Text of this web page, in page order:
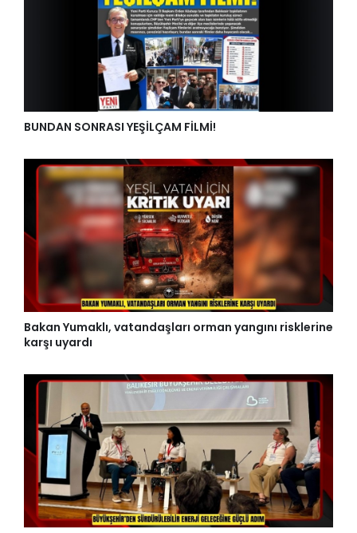
BUNDAN SONRASI YEŞİLÇAM FİLMİ!
Bakan Yumaklı, vatandaşları orman yangını risklerine
karşı uyardı